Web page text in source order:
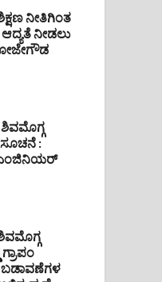
ನೀತಿಗಿಂತ
ನೀಡಲು
:
ಬಡಾವಣೆಗಳ